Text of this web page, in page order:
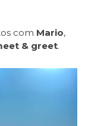
com Mario,
& greet.